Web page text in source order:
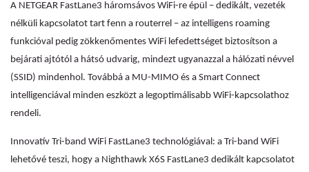
A NETGEAR FastLane3 háromsávos WiFi-re épül – dedikált, vezeték
nélküli kapcsolatot tart fenn a routerrel – az intelligens roaming
funkcióval pedig zökkenőmentes WiFi lefedettséget biztosítson a
bejárati ajtótól a hátsó udvarig, mindezt ugyanazzal a hálózati névvel
(SSID) mindenhol. Továbbá a MU-MIMO és a Smart Connect
intelligenciával minden eszközt a legoptimálisabb WiFi-kapcsolathoz
rendeli.
Innovatív Tri-band WiFi FastLane3 technológiával: a Tri-band WiFi
lehetővé teszi, hogy a Nighthawk X6S FastLane3 dedikált kapcsolatot